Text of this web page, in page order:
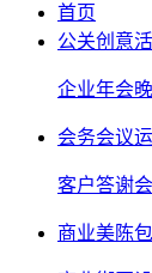
首页
公关创意
企业年会
会务会议
客户答谢会
商业美陈